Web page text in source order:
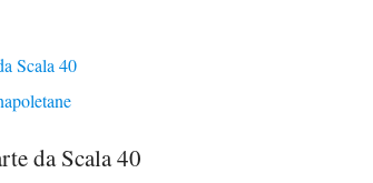
Scala 40
da Scala 40